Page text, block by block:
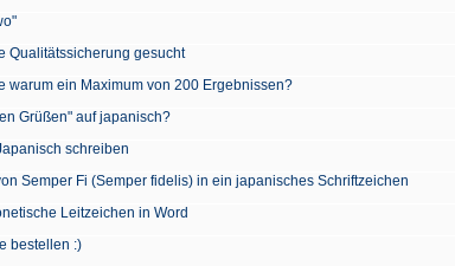
Qualitätssicherung gesucht
warum ein Maximum von 200 Ergebnissen?
Grüßen" auf japanisch?
schreiben
Semper Fi (Semper fidelis) in ein japanisches Schriftzeichen
Leitzeichen in Word
bestellen :)